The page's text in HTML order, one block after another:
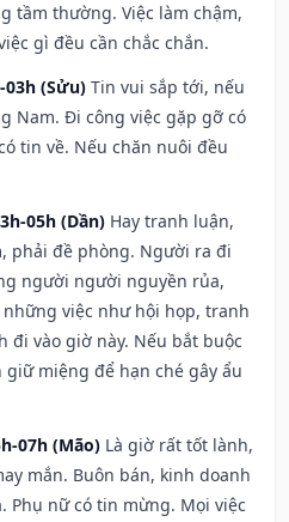
tầm thường. Việc làm chậm,
gì đều cần chắc chắn.
(Sửu) Tin vui sắp tới, nếu
Nam. Đi công việc gặp gỡ có
tin về. Nếu chăn nuôi đều
05h (Dần) Hay tranh luận,
phải đề phòng. Người ra đi
người người nguyền rủa,
việc như hội họp, tranh
đi vào giờ này. Nếu bắt buộc
miệng để hạn ché gây ẩu
07h (Mão) Là giờ rất tốt lành,
mắn. Buôn bán, kinh doanh
Phụ nữ có tin mừng. Mọi việc